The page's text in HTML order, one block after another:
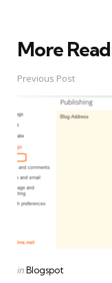
More
Post
navigation
Previous Post
Posted
inBlogspot